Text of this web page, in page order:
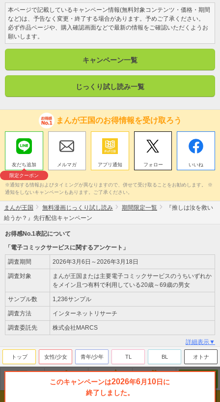
本ページで記載しているキャンペーン情報(無料対象コンテンツ・価格・期間
など)は、予告なく変更・終了する場合があります。予めご了承ください。
必ず作品ページや、購入確認画面などで最新の情報をご確認いただくようお
願いします。
キャンペーン一覧
じっくり試し読み一覧
このキャンペーンは2026年6月 10日に
終了しました。
まんが王国のお得情報を受け取ろう
友だち追加
限定クーポン
メルマガ アプリ通知 フォロー いいね
※通知する情報およびタイミングが異なりますので、併せて受け取ることをお勧めします。 ※
通知をしないキャンペーンもあります。ご了承ください。
まんが王国 無料漫画じっくり試し読み 期間限定一覧
『推しは汝を救い
給うか？』先行配信キャンペーン
お得感No.1表記について
「電子コミックサービスに関するアンケート」
調査期間 2026年3月6日～2026年3月18日
調査対象
まんが王国または主要電子コミックサービスのうちいずれか
をメイン且つ有料で利用している20歳～69歳の男女
サンプル数 1,236サンプル
調査方法 インターネットリサーチ
調査委託先 株式会社MARCS
詳細表示▼
トップ 女性/少女 青年/少年 TL BL オトナ
ランキング 新刊 来店ﾎﾟｲﾝﾄ